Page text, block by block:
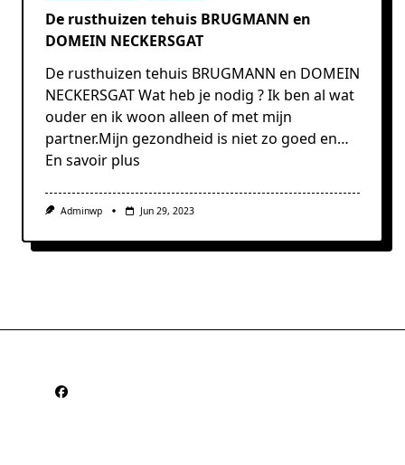
De rusthuizen tehuis BRUGMANN en
DOMEIN NECKERSGAT
De rusthuizen tehuis BRUGMANN en DOMEIN
NECKERSGAT Wat heb je nodig ? Ik ben al wat
ouder en ik woon alleen of met mijn
partner.Mijn gezondheid is niet zo goed en…
En savoir plus
Adminwp Jun 29, 2023